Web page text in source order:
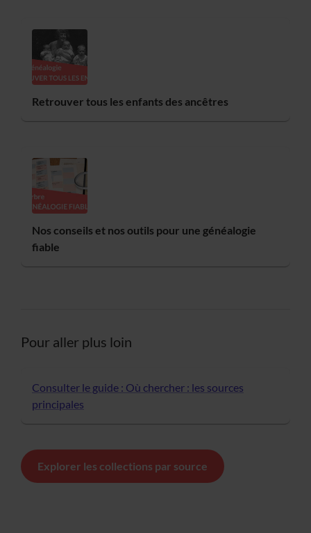
Retrouver tous les enfants des ancêtres
Nos conseils et nos outils pour une généalogie
fiable
Pour aller plus loin
Consulter le guide : Où chercher : les sources
principales
Explorer les collections par source